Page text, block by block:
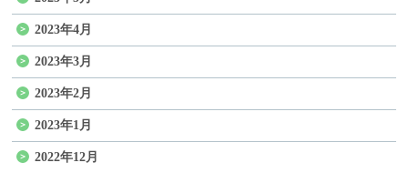
2023年4月
2023年3月
2023年2月
2023年1月
2022年12月